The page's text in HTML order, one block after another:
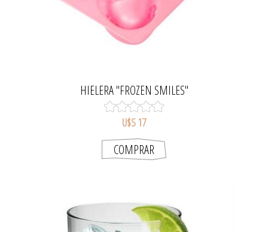
HIELERA "FROZEN SMILES"
U$S 17